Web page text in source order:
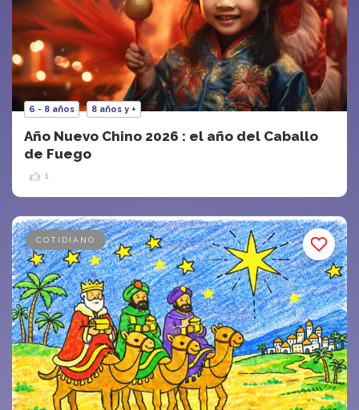
6 - 8 años 8 años y +
Año Nuevo Chino 2026 : el año del Caballo
de Fuego
1
COTIDIANO